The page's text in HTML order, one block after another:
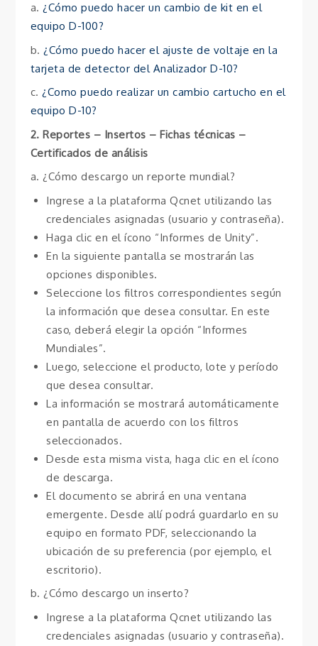
a.¿Cómo puedo hacer un cambio de kit en el
equipo D-100?
b. ¿Cómo puedo hacer el ajuste de voltaje en la
tarjeta de detector del Analizador D-10?
c.¿Como puedo realizar un cambio cartucho en el
equipo D-10?
2. Reportes – Insertos – Fichas técnicas –
Certificados de análisis
a. ¿Cómo descargo un reporte mundial?
Ingrese a la plataforma Qcnet utilizando las
credenciales asignadas (usuario y contraseña).
Haga clic en el ícono “Informes de Unity”.
En la siguiente pantalla se mostrarán las
opciones disponibles.
Seleccione los filtros correspondientes según
la información que desea consultar. En este
caso, deberá elegir la opción “Informes
Mundiales”.
Luego, seleccione el producto, lote y período
que desea consultar.
La información se mostrará automáticamente
en pantalla de acuerdo con los filtros
seleccionados.
Desde esta misma vista, haga clic en el ícono
de descarga.
El documento se abrirá en una ventana
emergente. Desde allí podrá guardarlo en su
equipo en formato PDF, seleccionando la
ubicación de su preferencia (por ejemplo, el
escritorio).
b. ¿Cómo descargo un inserto?
Ingrese a la plataforma Qcnet utilizando las
credenciales asignadas (usuario y contraseña).